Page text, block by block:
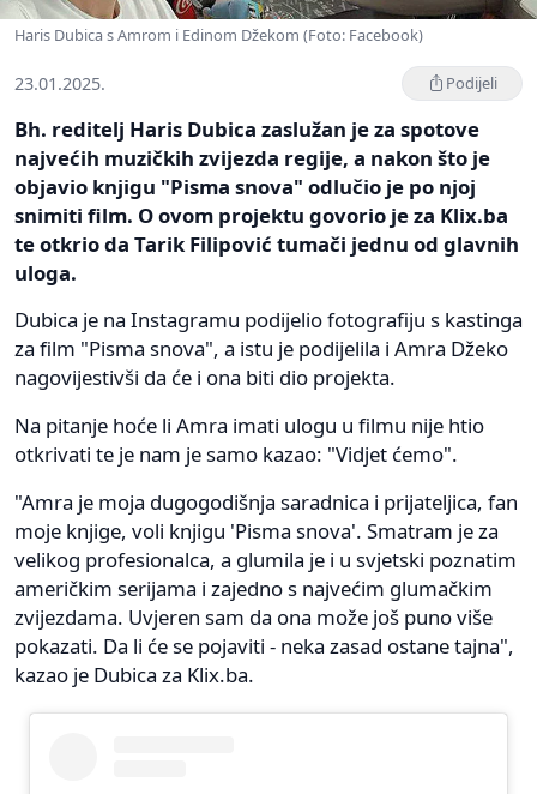
Haris Dubica s Amrom i Edinom Džekom (Foto: Facebook)
23.01.2025. Podijeli
Bh. reditelj Haris Dubica zaslužan je za spotove
najvećih muzičkih zvijezda regije, a nakon što je
objavio knjigu "Pisma snova" odlučio je po njoj
snimiti film. O ovom projektu govorio je za Klix.ba
te otkrio da Tarik Filipović tumači jednu od glavnih
uloga.
Dubica je na Instagramu podijelio fotografiju s kastinga
za film "Pisma snova", a istu je podijelila i Amra Džeko
nagovijestivši da će i ona biti dio projekta.
Na pitanje hoće li Amra imati ulogu u filmu nije htio
otkrivati te je nam je samo kazao: "Vidjet ćemo".
"Amra je moja dugogodišnja saradnica i prijateljica, fan
moje knjige, voli knjigu 'Pisma snova'. Smatram je za
velikog profesionalca, a glumila je i u svjetski poznatim
američkim serijama i zajedno s najvećim glumačkim
zvijezdama. Uvjeren sam da ona može još puno više
pokazati. Da li će se pojaviti - neka zasad ostane tajna",
kazao je Dubica za Klix.ba.